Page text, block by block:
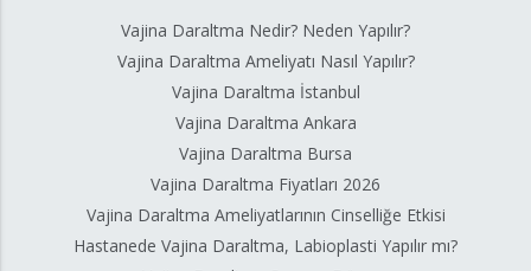
Vajina Daraltma Nedir? Neden Yapılır?
Vajina Daraltma Ameliyatı Nasıl Yapılır?
Vajina Daraltma İstanbul
Vajina Daraltma Ankara
Vajina Daraltma Bursa
Vajina Daraltma Fiyatları 2026
Vajina Daraltma Ameliyatlarının Cinselliğe Etkisi
Hastanede Vajina Daraltma, Labioplasti Yapılır mı?